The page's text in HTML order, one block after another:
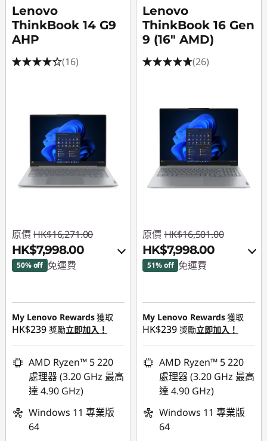
Lenovo
ThinkBook 14 G9
AHP
(16)
原價 HK$16,271.00
HK$7,998.00
50% off 免運費
eCoupon Savings :
HK$8,273.00
*Savings cannot be
combined
使用優惠券 :
FLASHSALE22
My Lenovo Rewards獲取
HK$239 獎勵立即加入！
AMD Ryzen™ 5 220
處理器 (3.20 GHz 最高
達 4.90 GHz)
Windows 11 專業版
64
Lenovo
ThinkBook 16 Gen
9 (16" AMD)
(26)
原價 HK$16,501.00
HK$7,998.00
51% off 免運費
eCoupon Savings :
HK$8,503.00
*Savings cannot be
combined
使用優惠券 :
FLASHSALE21
My Lenovo Rewards獲取
HK$239 獎勵立即加入！
AMD Ryzen™ 5 220
處理器 (3.20 GHz 最高
達 4.90 GHz)
Windows 11 專業版
64